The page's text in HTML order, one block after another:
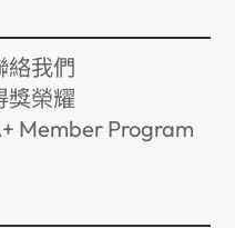
絡我們
獎榮耀
Member Program